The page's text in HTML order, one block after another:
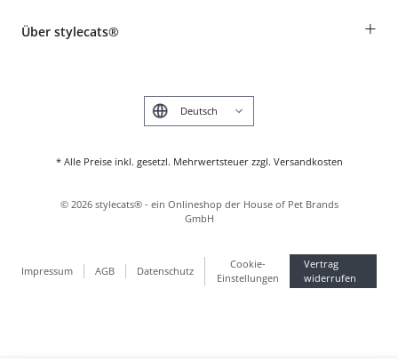
Produkte reklamieren und zurücksenden
Tierkrankenversicherung
Über stylecats® +
* Alle Preise inkl. gesetzl. Mehrwertsteuer zzgl. Versandkosten
English
Impressum AGB Datenschutz
Cookie-
Einstellungen
Vertrag
widerrufen
© 2026 stylecats® - ein Onlineshop der House of Pet Brands
GmbH